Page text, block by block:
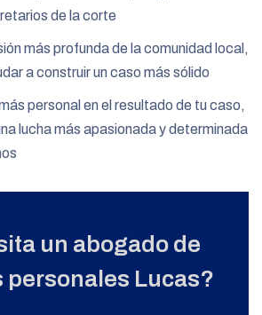
de la corte
más profunda de la comunidad local,
a construir un caso más sólido
personal en el resultado de tu caso,
lucha más apasionada y determinada
un abogado de
personales Lucas?